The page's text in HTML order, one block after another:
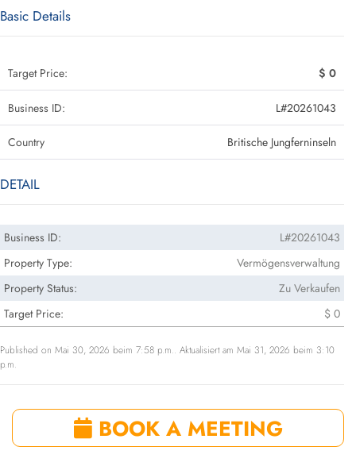
Basic Details
Target Price: $ 0
Business ID: L#20261043
Country Britische Jungferninseln
DETAIL
Business ID:
L#20261043
Property Type:
Vermögensverwaltung
Property Status:
Zu Verkaufen
Target Price:
$ 0
Published on Mai 30, 2026 beim 7:58 p.m.. Aktualisiert am Mai 31, 2026 beim 3:10
p.m.
BOOK A MEETING